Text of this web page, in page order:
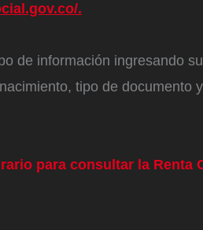
.
de información ingresando
tipo de documento
para consultar la Renta